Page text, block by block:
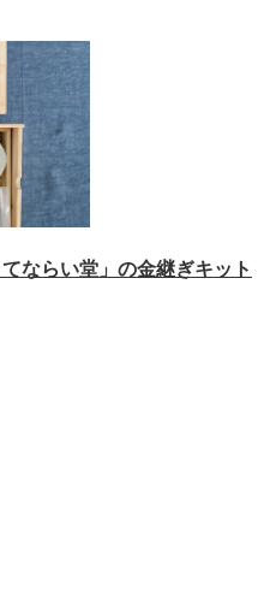
ならい堂」の金継ぎキット